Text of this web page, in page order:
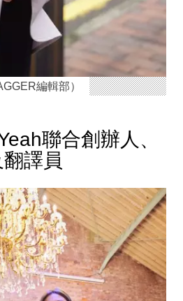
編輯部）
聯合創辦人、
譯員